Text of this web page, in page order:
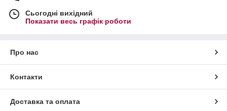
Сьогодні вихідний
Показати весь графік роботи
Про нас
Контакти
Доставка та оплата